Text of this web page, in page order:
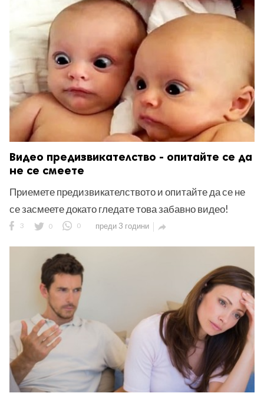
Видео предизвикателство - опитайте се да
не се смеете
Приемете предизвикателството и опитайте да се не
се засмеете докато гледате това забавно видео!
3 0 0 преди 3 години 